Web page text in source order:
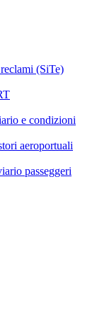
(SiTe)
e condizioni
aeroportuali
passeggeri